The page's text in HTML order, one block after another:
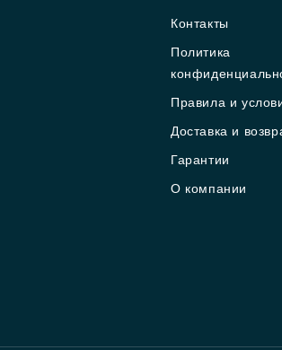
Контакты
Политика
Правила и
Доставка и
Гарантии
О компании